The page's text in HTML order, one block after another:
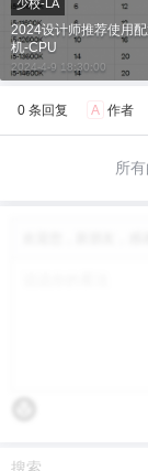
少校-LA
2024设计师推荐使用
机-CPU
2024-4-9 18:30:00
0 条回复 A 作者
所
您没有